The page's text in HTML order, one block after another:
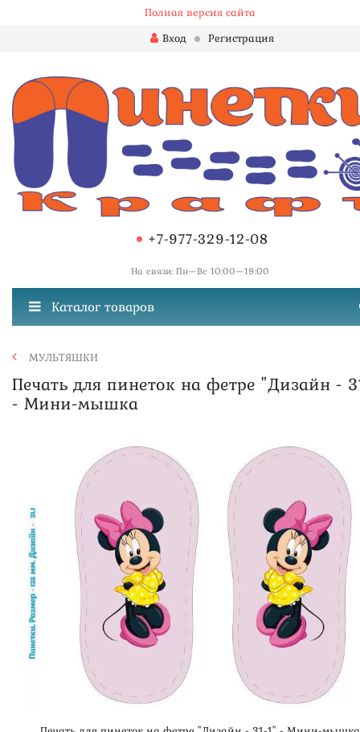
Полная версия сайта
Вход
Регистрация
+7-977-329-12-08
На связи: Пн—Вс 10:00—19:00
Каталог товаров
МУЛЬТЯШКИ
Печать для пинеток на фетре "Дизайн -
- Мини-мышка